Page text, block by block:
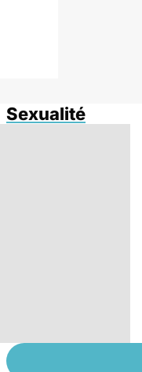
Sexualité